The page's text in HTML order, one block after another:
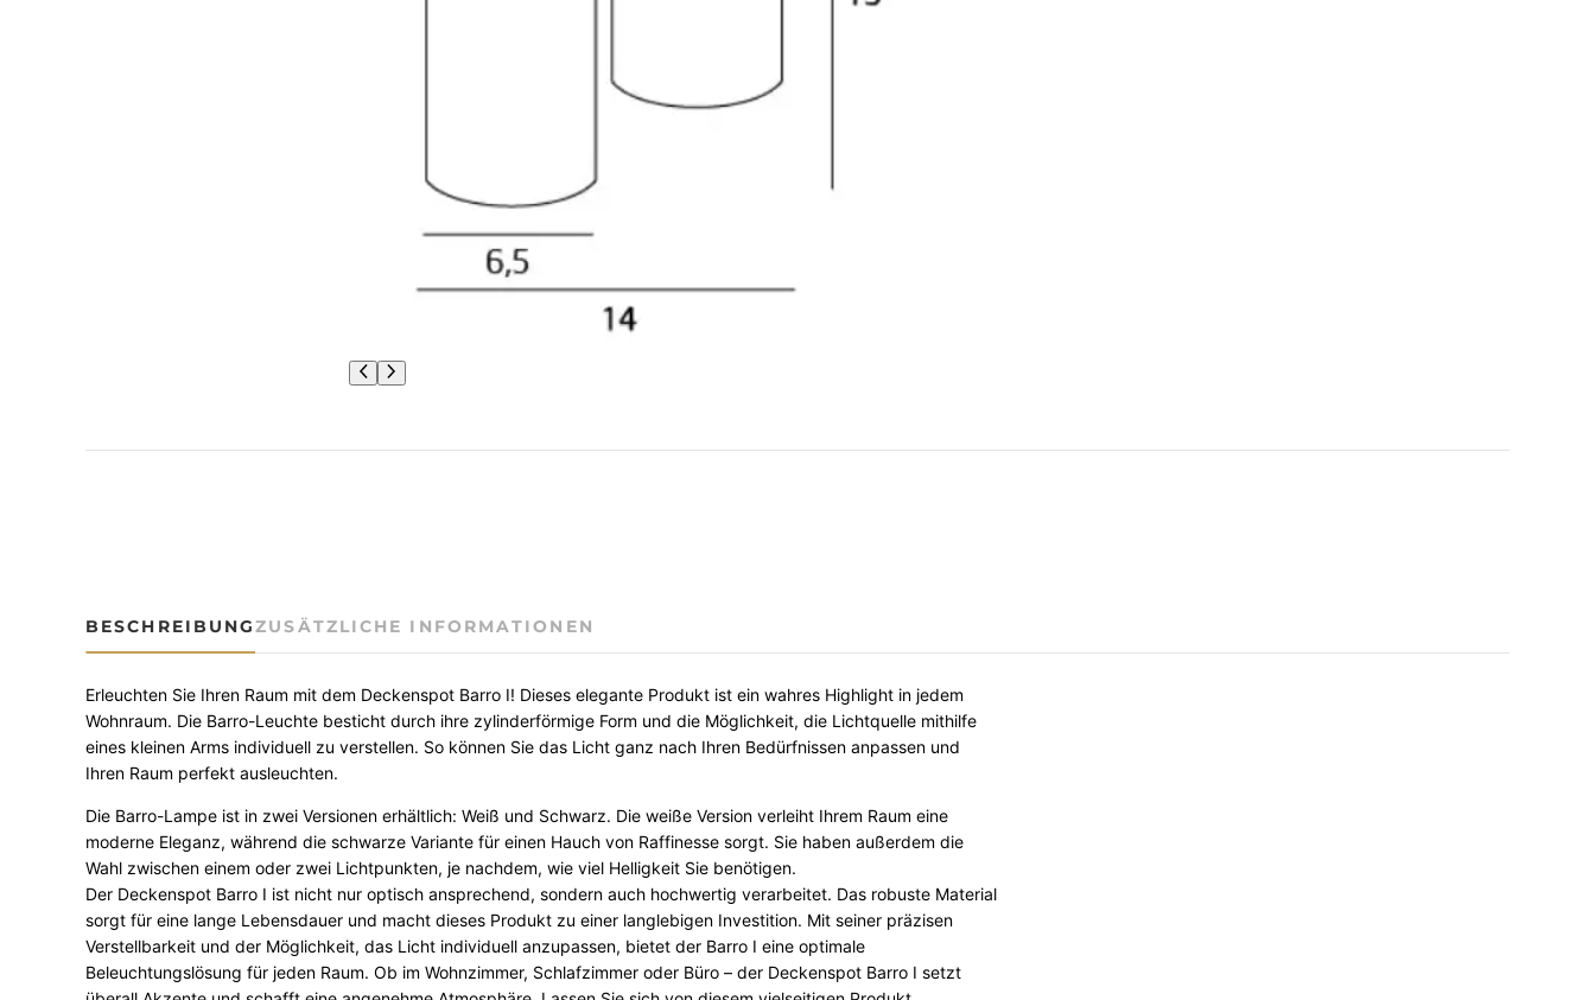
BESCHREIBUNGZUSÄTZLICHE INFORMATIONEN
Erleuchten Sie Ihren Raum mit dem Deckenspot Barro I! Dieses elegante Produkt ist ein wahres Highlight in jedem
Wohnraum. Die Barro-Leuchte besticht durch ihre zylinderförmige Form und die Möglichkeit, die Lichtquelle mithilfe
eines kleinen Arms individuell zu verstellen. So können Sie das Licht ganz nach Ihren Bedürfnissen anpassen und
Ihren Raum perfekt ausleuchten.
Die Barro-Lampe ist in zwei Versionen erhältlich: Weiß und Schwarz. Die weiße Version verleiht Ihrem Raum eine
moderne Eleganz, während die schwarze Variante für einen Hauch von Raffinesse sorgt. Sie haben außerdem die
Wahl zwischen einem oder zwei Lichtpunkten, je nachdem, wie viel Helligkeit Sie benötigen.
Der Deckenspot Barro I ist nicht nur optisch ansprechend, sondern auch hochwertig verarbeitet. Das robuste Material
sorgt für eine lange Lebensdauer und macht dieses Produkt zu einer langlebigen Investition. Mit seiner präzisen
Verstellbarkeit und der Möglichkeit, das Licht individuell anzupassen, bietet der Barro I eine optimale
Beleuchtungslösung für jeden Raum. Ob im Wohnzimmer, Schlafzimmer oder Büro – der Deckenspot Barro I setzt